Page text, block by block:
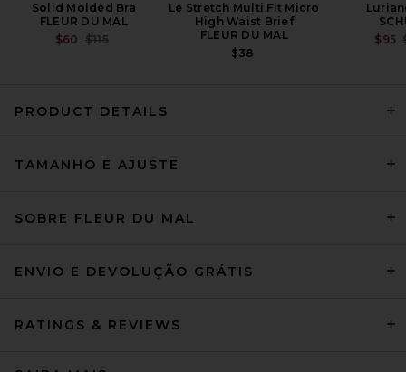
CULT GAIA
Solid Molded Bra
FLEUR DU MAL
$60 PREVIOUS PRICE:
$115
Le Stretch Multi Fit Micro
High Waist Brief
FLEUR DU MAL
$38
$95
PRODUCT DETAILS
TAMANHO E AJUSTE
SOBRE FLEUR DU MAL
ENVIO E DEVOLUÇÃO GRÁTIS
RATINGS & REVIEWS